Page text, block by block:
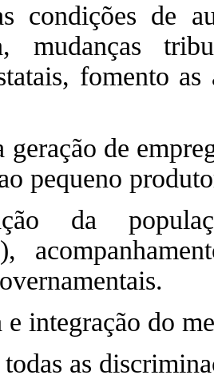
condições de
mudanças
fomento
geração de
pequeno
da
e integração do
as